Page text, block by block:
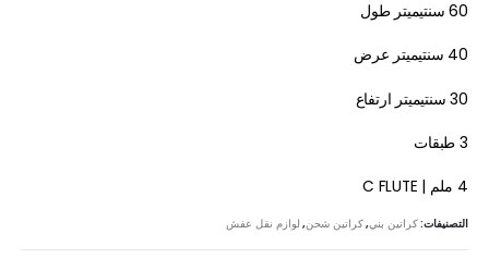
60 سنتيميتر طول
40 سنتيميتر عرض
30 سنتيميتر ارتفاع
3 طبقات
4 ملم | C FLUTE
التصنيفات:كراتين بني,كراتين شحن, لوازم نقل عفش